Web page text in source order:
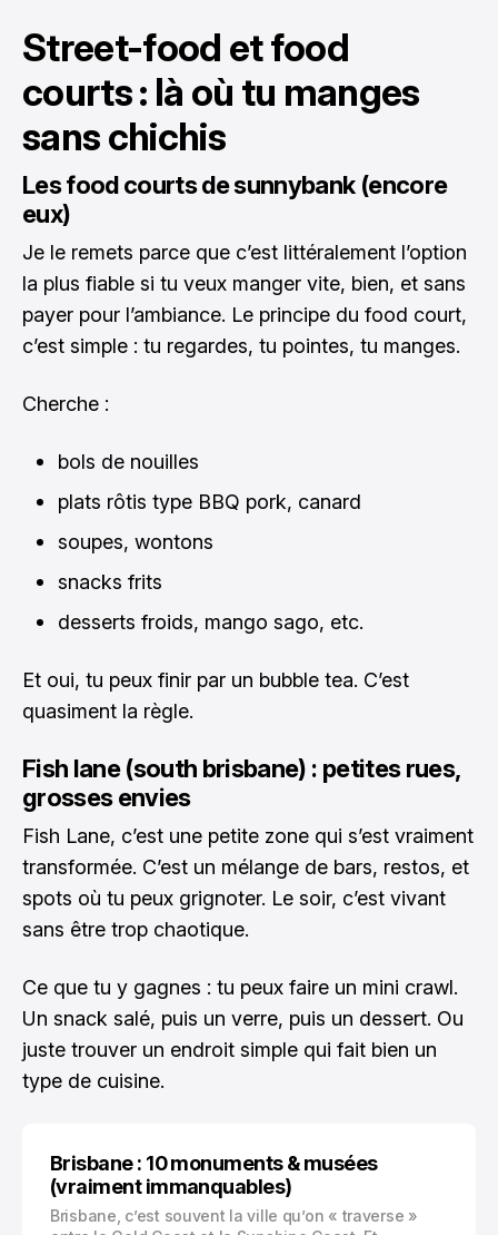
Street-food et food
courts : là où tu manges
sans chichis
Les food courts de sunnybank (encore
eux)
Je le remets parce que c’est littéralement l’option
la plus fiable si tu veux manger vite, bien, et sans
payer pour l’ambiance. Le principe du food court,
c’est simple : tu regardes, tu pointes, tu manges.
Cherche :
bols de nouilles
plats rôtis type BBQ pork, canard
soupes, wontons
snacks frits
desserts froids, mango sago, etc.
Et oui, tu peux finir par un bubble tea. C’est
quasiment la règle.
Fish lane (south brisbane) : petites rues,
grosses envies
Fish Lane, c’est une petite zone qui s’est vraiment
transformée. C’est un mélange de bars, restos, et
spots où tu peux grignoter. Le soir, c’est vivant
sans être trop chaotique.
Ce que tu y gagnes : tu peux faire un mini crawl.
Un snack salé, puis un verre, puis un dessert. Ou
juste trouver un endroit simple qui fait bien un
type de cuisine.
Brisbane : 10 monuments & musées
(vraiment immanquables)
Brisbane, c’est souvent la ville qu’on « traverse »